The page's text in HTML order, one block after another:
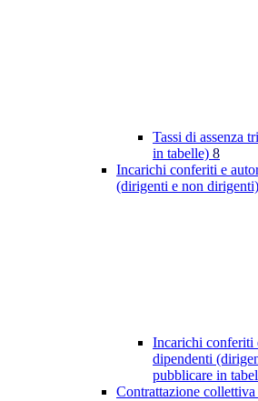
Tassi di assenza
in tabelle) 8
Incarichi conferiti e
(dirigenti e non dirigenti)
Incarichi conferiti
dipendenti
pubblicare in
Contrattazione collettiva